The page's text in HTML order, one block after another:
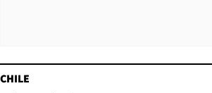
CHILE